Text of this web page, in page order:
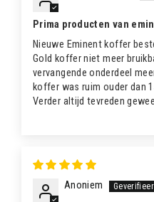
Prima producten van
Nieuwe Eminent koffer
Gold koffer niet meer
vervangende onderdeel
koffer was ruim ouder dan
Verder altijd tevreden
Anoniem